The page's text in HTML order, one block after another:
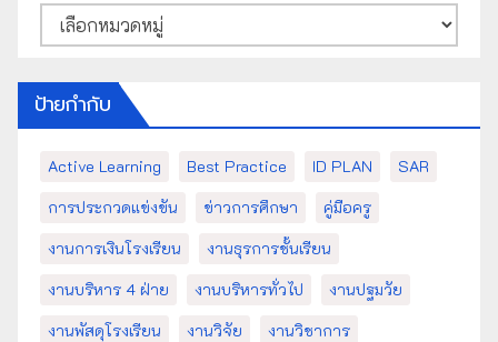
หมวด
หมู่
ป้ายกำกับ
Active Learning Best Practice ID PLAN
SAR
การประกวดแข่งขัน
ข่าวการศึกษา
คู่มือครู
งานการเงินโรงเรียน
งานธุรการชั้นเรียน
งานบริหาร 4 ฝ่าย
งานบริหารทั่วไป
งานปฐมวัย
งานพัสดุโรงเรียน
งานวิจัย
งานวิชาการ